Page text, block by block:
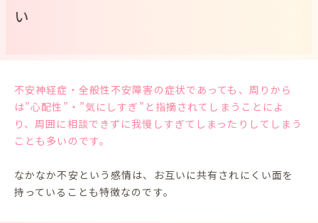
い
不安神経症・全般性不安障害の症状であっても、周りから
は”心配性”・”気にしすぎ”と指摘されてしまうことによ
り、周囲に相談できずに我慢しすぎてしまったりしてしまう
ことも多いのです。
なかなか不安という感情は、お互いに共有されにくい面を
持っていることも特徴なのです。